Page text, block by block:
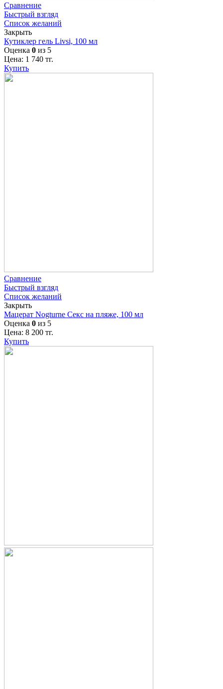
Сравнение
Быстрый взгляд
Список желаний
Закрыть
Кутиклер гель Livsi, 100 мл
Оценка 0 из 5
Цена: 1 740 тг.
Купить
Сравнение
Быстрый взгляд
Список желаний
Закрыть
Мацерат Nogturne Секс на пляже, 100 мл
Оценка 0 из 5
Цена: 8 200 тг.
Купить